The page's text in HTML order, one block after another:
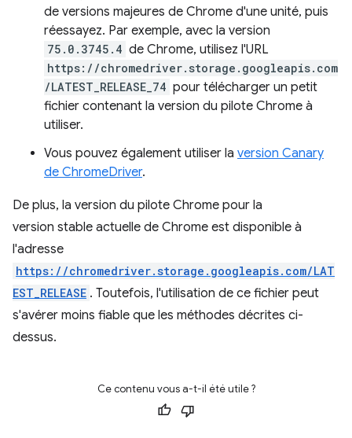
de versions majeures de Chrome d'une unité, puis
réessayez. Par exemple, avec la version
75.0.3745.4 de Chrome, utilisez l'URL
https://chromedriver.storage.googleapis.com
/LATEST_RELEASE_74 pour télécharger un petit
fichier contenant la version du pilote Chrome à
utiliser.
Vous pouvez également utiliser la version Canary
de ChromeDriver.
De plus, la version du pilote Chrome pour la
version stable actuelle de Chrome est disponible à
l'adresse
https://chromedriver.storage.googleapis.com/LAT
EST_RELEASE . Toutefois, l'utilisation de ce fichier peut
s'avérer moins fiable que les méthodes décrites ci-
dessus.
Ce contenu vous a-t-il été utile ?